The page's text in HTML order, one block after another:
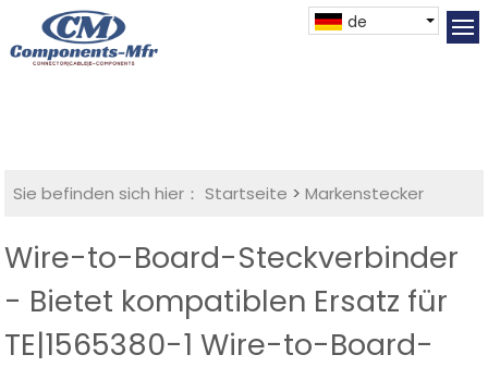
de
Sie befinden sich hier： Startseite >Markenstecker
Wire-to-Board-Steckverbinder
- Bietet kompatiblen Ersatz für
TE|1565380-1 Wire-to-Board-